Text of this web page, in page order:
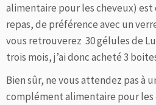
alimentaire pour les cheveux)
repas, de préférence avec un
vous retrouverez 30 gélules de
trois mois, j’ai donc acheté 3
Bien sûr, ne vous attendez pas à
complément alimentaire pour les